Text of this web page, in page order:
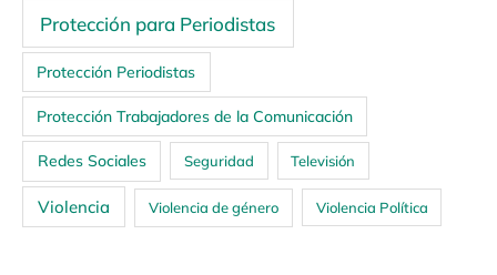
Protección para Periodistas
Protección Periodistas
Protección Trabajadores de la Comunicación
Redes Sociales Seguridad Televisión
Violencia Violencia de género Violencia Política